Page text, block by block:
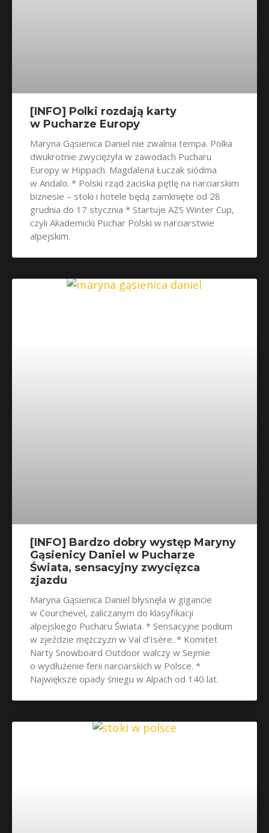
[INFO] Polki rozdają karty
w Pucharze Europy
Maryna Gąsienica Daniel nie zwalnia tempa. Polka
dwukrotnie zwyciężyła w zawodach Pucharu
Europy w Hippach. Magdalena Łuczak siódma
w Andalo. * Polski rząd zaciska pętlę na narciarskim
biznesie – stoki i hotele będą zamknięte od 28
grudnia do 17 stycznia * Startuje AZS Winter Cup,
czyli Akademicki Puchar Polski w narciarstwie
alpejskim.
[INFO] Bardzo dobry występ Maryny
Gąsienicy Daniel w Pucharze
Świata, sensacyjny zwycięzca
zjazdu
Maryna Gąsienica Daniel błysnęła w gigancie
w Courchevel, zaliczanym do klasyfikacji
alpejskiego Pucharu Świata. * Sensacyjne podium
w zjeździe mężczyzn w Val d’Isère. * Komitet
Narty Snowboard Outdoor walczy w Sejmie
o wydłużenie ferii narciarskich w Polsce. *
Największe opady śniegu w Alpach od 140 lat.